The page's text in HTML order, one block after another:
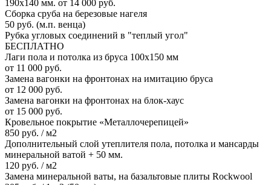
190х140 мм. от 14 000 руб.
Сборка сруба на березовые нагеля
50 руб. (м.п. венца)
Рубка угловых соединений в "теплый угол"
БЕСПЛАТНО
Лаги пола и потолка из бруса 100х150 мм
от 11 000 руб.
Замена вагонки на фронтонах на имитацию бруса
от 12 000 руб.
Замена вагонки на фронтонах на блок-хаус
от 15 000 руб.
Кровельное покрытие «Металлочерепицей»
850 руб. / м2
Дополнительный слой утеплителя пола, потолка и мансарды
минеральной ватой + 50 мм.
120 руб. / м2
Замена минеральной ваты, на базальтовые плиты Rockwool